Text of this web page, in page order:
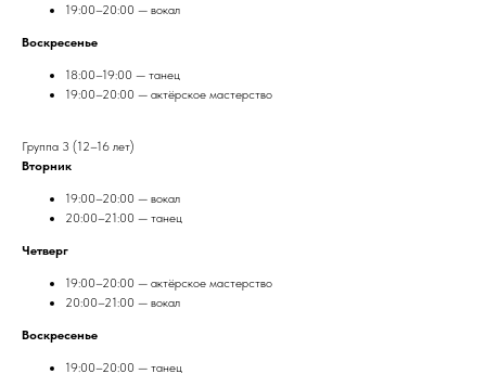
19:00–20:00 — вокал
Воскресенье
18:00–19:00 — танец
19:00–20:00 — актёрское мастерство
Группа 3 (12–16 лет)
Вторник
19:00–20:00 — вокал
20:00–21:00 — танец
Четверг
19:00–20:00 — актёрское мастерство
20:00–21:00 — вокал
Воскресенье
19:00–20:00 — танец